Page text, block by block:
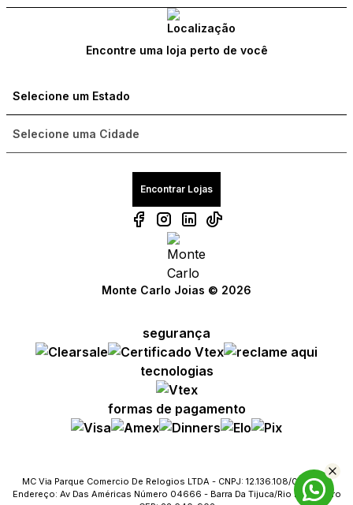
Encontre uma loja perto de você
Encontrar Lojas
Monte Carlo Joias © 2026
segurança
tecnologias
formas de pagamento
MC Via Parque Comercio De Relogios LTDA - CNPJ: 12.136.108/0023-09
Endereço: Av Das Américas Número 04666 - Barra Da Tijuca/Rio De Janeiro